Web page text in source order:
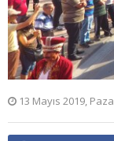
13 Mayıs 2019,